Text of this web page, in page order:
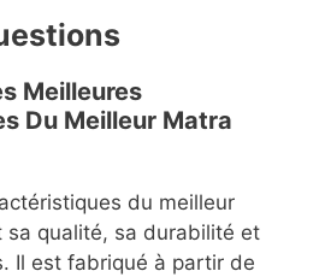
Meilleures
Du Meilleur Matra
du meilleur
sa qualité, sa durabilité et
Il est fabriqué à partir de